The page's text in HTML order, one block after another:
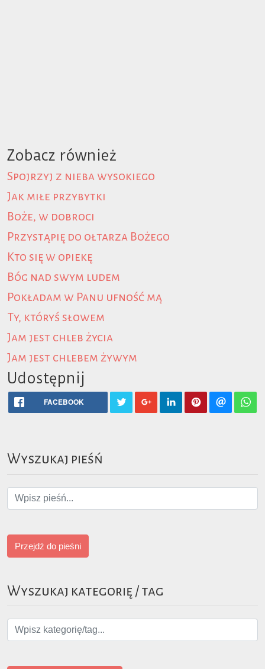
Zobacz również
Spojrzyj z nieba wysokiego
Jak miłe przybytki
Boże, w dobroci
Przystąpię do ołtarza Bożego
Kto się w opiekę
Bóg nad swym ludem
Pokładam w Panu ufność mą
Ty, któryś słowem
Jam jest chleb życia
Jam jest chlebem żywym
Udostępnij
FACEBOOK
Wyszukaj pieśń
Przejdź do pieśni
Wyszukaj kategorię / tag